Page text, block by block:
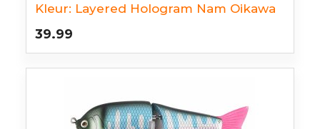
Kleur: Layered Hologram Nam Oikawa
39.99